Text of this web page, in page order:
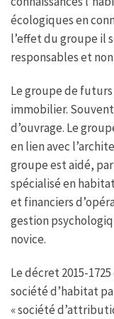
écologiques en
l’effet du groupe il
responsables et
Le groupe de
immobilier.
d’ouvrage. Le
en lien avec
groupe est aidé,
spécialisé en
et financiers
gestion
novice.
Le décret 2015-
société d’habitat
« société